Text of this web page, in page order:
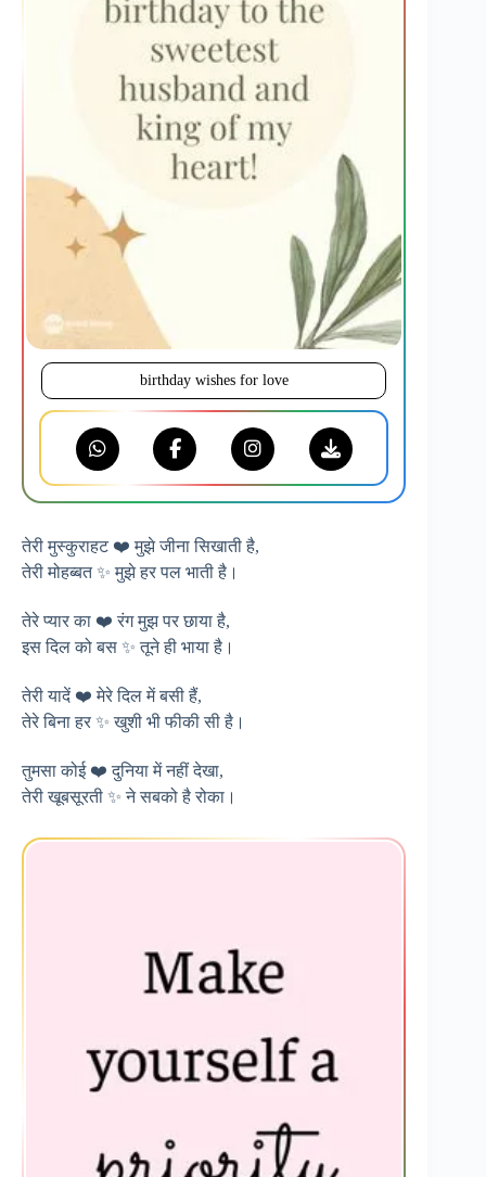
birthday wishes for love
तेरी मुस्कुराहट ❤️ मुझे जीना सिखाती है,
तेरी मोहब्बत ✨ मुझे हर पल भाती है।
तेरे प्यार का ❤️ रंग मुझ पर छाया है,
इस दिल को बस ✨ तूने ही भाया है।
तेरी यादें ❤️ मेरे दिल में बसी हैं,
तेरे बिना हर ✨ खुशी भी फीकी सी है।
तुमसा कोई ❤️ दुनिया में नहीं देखा,
तेरी खूबसूरती ✨ ने सबको है रोका।